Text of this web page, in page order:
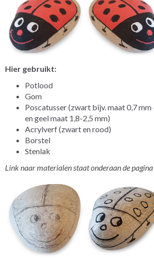
Hier gebruikt:
Potlood
Gom
Poscatusser (zwart bijv. maat 0,7
en geel maat 1,8-2,5 mm)
Acrylverf (zwart en rood)
Borstel
Stenlak
Link naar materialen staat onderaan de pagina